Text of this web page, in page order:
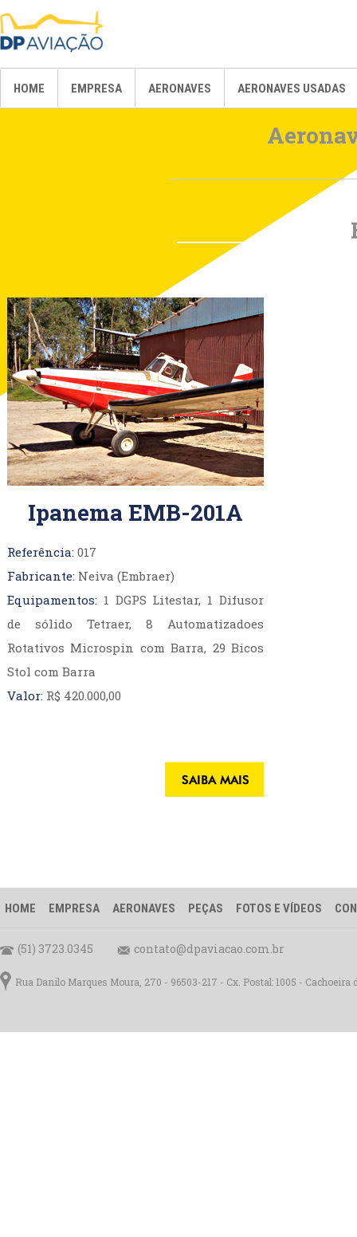
HOME EMPRESA AERONAVES AERONAVES USADAS
AIR TRACTOR
AT-401/401B
AT-402A/402B
AT-502B
AT-602
AT-802A
RV-6/RV-6A
RV7/RV7A
Ipanema EMB-201A
Referência: 017
Fabricante: Neiva (Embraer)
Equipamentos: 1 DGPS Litestar, 1 Difusor
de sólido Tetraer, 8 Automatizadoes
Rotativos Microspin com Barra, 29 Bicos
Stol com Barra
Valor: R$ 420.000,00
HOME EMPRESA AERONAVES PEÇAS FOTOS E VÍDEOS
(51) 3723.0345 contato@dpaviacao.com.br
Rua Danilo Marques Moura, 270 - 96503-217 - Cx. Postal: 1005 - Cachoeira